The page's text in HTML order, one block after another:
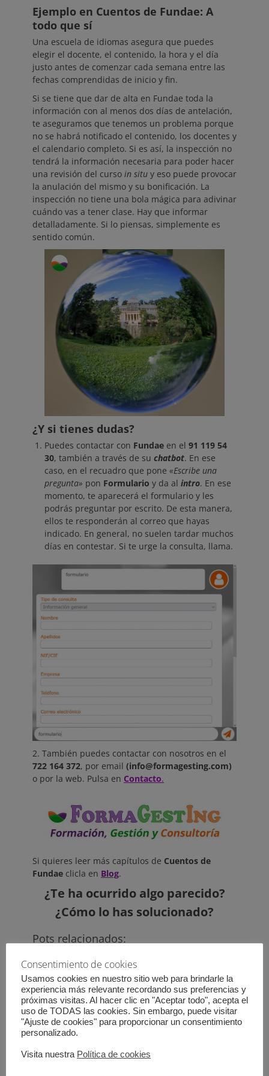
Ejemplo en Cuentos de Fundae: A
todo que sí
Una escuela de idiomas asegura que puedes
elegir el docente, el contenido, la hora y el día
justo antes de comenzar cada semana entre las
fechas comprendidas de inicio y fin.
Si se tiene que dar de alta en Fundae toda la
información con al menos dos días de antelación,
te aseguramos que tenemos un problema porque
no se habrá notificado el contenido, los docentes y
el calendario completo. Si es así, la inspección no
tendrá la información necesaria para poder hacer
una revisión del curso in situ y eso puede provocar
la anulación del mismo y su bonificación. La
inspección no tiene una bola mágica para adivinar
cuándo vas a tener clase. Hay que informar
detalladamente. Si lo piensas, simplemente es
sentido común.
¿Y si tienes dudas?
Puedes contactar con Fundae en el 91 119 54
30, también a través de su chatbot. En ese
caso, en el recuadro que pone «Escribe una
pregunta» pon Formulario y da al intro. En ese
momento, te aparecerá el formulario y les
podrás preguntar por escrito. De esta manera,
ellos te responderán al correo que hayas
indicado. En general, no suelen tardar muchos
días en contestar. Si te urge la consulta, llama.
2. También puedes contactar con nosotros en el
722 164 372, por email (info@formagesting.com)
o por la web. Pulsa en Contacto.
Si quieres leer más capítulos de Cuentos de
Fundae clicla en Blog.
¿Te ha ocurrido algo parecido?
¿Cómo lo has solucionado?
Pots relacionados:
¡Ya han pasado 3 años!
alimentación e
intolerancias
Teleformación
Consentimiento de cookies
Usamos cookies en nuestro sitio web para brindarle la
experiencia más relevante recordando sus preferencias y
próximas visitas. Al hacer clic en "Aceptar todo", acepta el
uso de TODAS las cookies. Sin embargo, puede visitar
"Ajuste de cookies" para proporcionar un consentimiento
personalizado.
Visita nuestra Política de cookies